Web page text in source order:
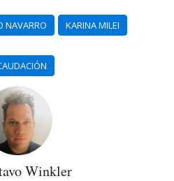
NAVARRO KARINA MILEI
Winkler